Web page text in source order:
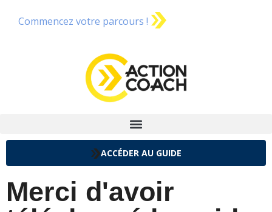
Commencez votre parcours !
ACCÉDER AU GUIDE
Merci d'avoir